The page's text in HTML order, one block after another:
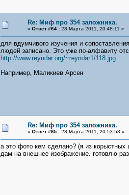
Re: Миф про 354 заложника.
« Ответ #64 :28 Марта 2011, 20:48:11 »
для вдумчивого изучения и
людей записано. Это уже по-алфавиту
http://www.reyndar.org/~reyndar1/118.jpg
Например, Маликиев Арсен
Re: Миф про 354 заложника.
« Ответ #65 :28 Марта 2011, 20:53:53 »
а это фото кем сделано? (я из корыстных
дам на внешнее изображение. готовлю